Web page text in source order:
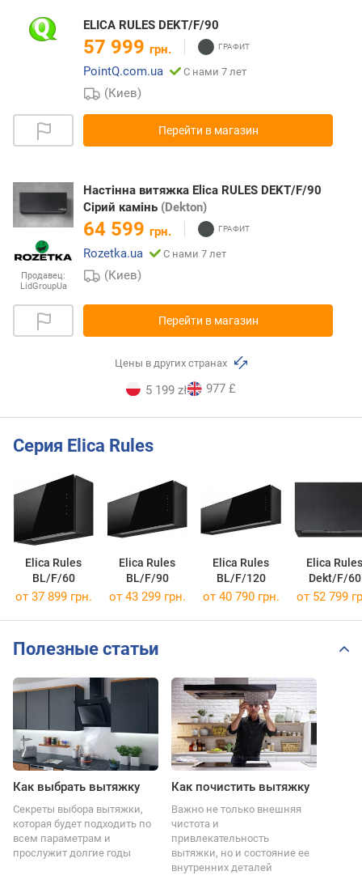
ELICA RULES DEKT/F/90
57 999 грн.
PointQ.com.ua
С нами 7 лет
(Киев)
Перейти в магазин
Продавец:
LidGroupUa
Настінна витяжка Elica RULES DEKT/F/90
Сірий камінь (Dekton)
64 599 грн.
Rozetka.ua
С нами 7 лет
(Киев)
Перейти в магазин
Цены в других странах
5 199 zł 977 £
Серия Elica Rules
Elica Rules
BL/F/60
Elica Rules
BL/F/90
Elica Rules
BL/F/120
Elica Rules
Dekt/F/60
от 37 899 грн. от 43 299 грн. от 40 790 грн. от 52 799
Полезные статьи
Как выбрать вытяжку
Секреты выбора вытяжки,
которая будет подходить по
всем параметрам и
прослужит долгие годы
Как почистить вытяжку
Важно не только внешняя
чистота и
привлекательность
вытяжки, но и состояние ее
внутренних деталей